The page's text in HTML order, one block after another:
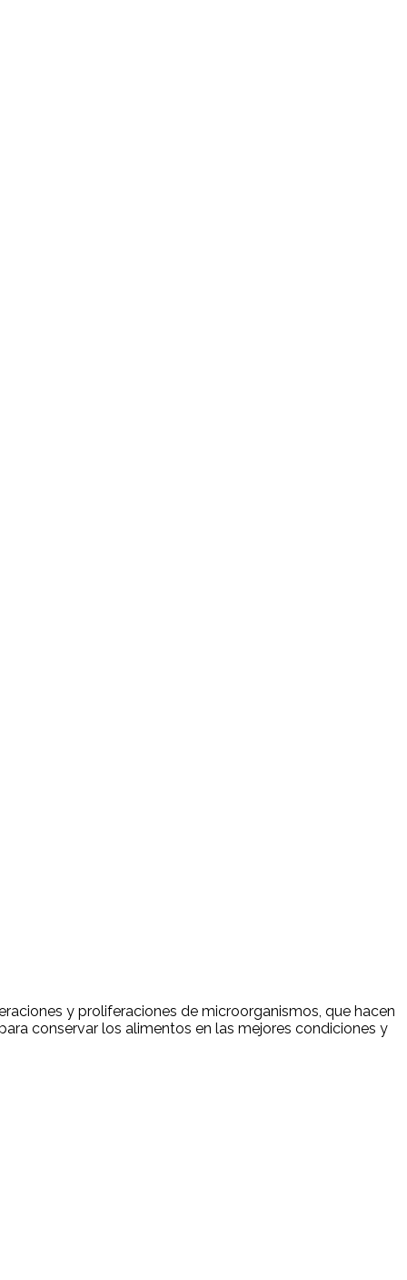
y proliferaciones de microorganismos, que hacen
conservar los alimentos en las mejores condiciones y